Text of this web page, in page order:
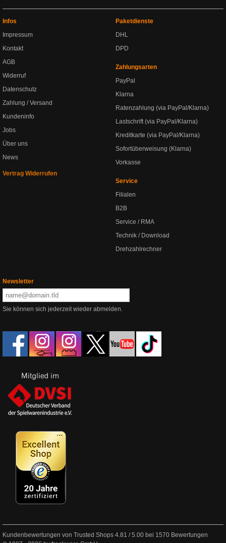
Infos
Impressum
Kontakt
AGB
Widerruf
Datenschutz
Zahlung / Versand
Kundeninfo
Jobs
Über uns
News
Vertrag Widerrufen
Paketdienste
DHL
DPD
Zahlungsarten
PayPal
Klarna
Ratenzahlung (via PayPal/Klarna)
Lastschrift (via PayPal/Klarna)
Kreditkarte (via PayPal/Klarna)
Sofortüberweisung (Klarna)
Vorkasse
Service
Filialen
B2B
Service / RMA
Technik / Download
Drehzahlrechner
Newsletter
Sie können sich jederzeit wieder abmelden.
Kundenbewertungen von Trusted Shops 4.81 /5.00 bei 1570 Bewertungen